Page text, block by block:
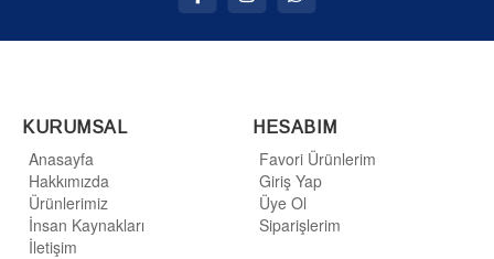
KURUMSAL
Anasayfa
Hakkımızda
Ürünlerimiz
İnsan Kaynakları
İletişim
HESABIM
Favori Ürünlerim
Giriş Yap
Üye Ol
Siparişlerim